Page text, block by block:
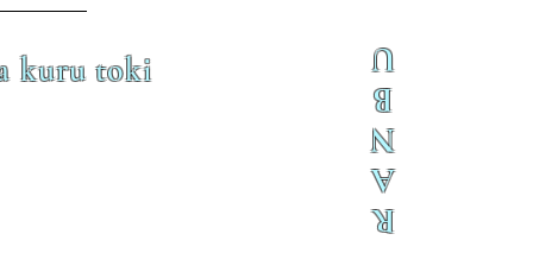
kuru toki
R
A
N
B
U